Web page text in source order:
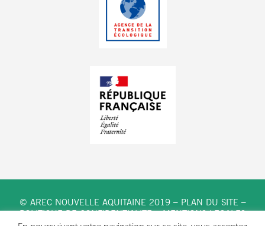
© AREC NOUVELLE AQUITAINE 2019 – PLAN DU SITE–
POLITIQUE DE CONFIDENTIALITE–MENTIONS LEGALES